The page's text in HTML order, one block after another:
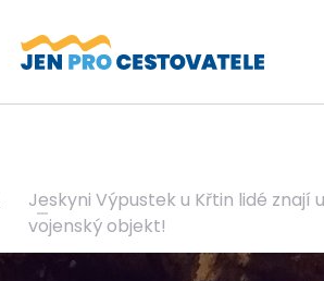
Jeskyni Výpustek u Křtin lidé
vojenský objekt!